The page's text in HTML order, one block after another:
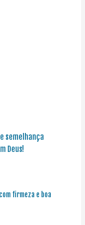
semelhança
Deus!
firmeza e boa